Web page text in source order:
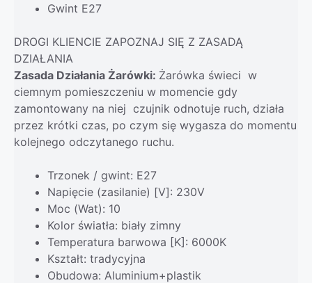
Gwint E27
DROGI KLIENCIE ZAPOZNAJ SIĘ Z ZASADĄ
DZIAŁANIA
Zasada Działania Żarówki: Żarówka świeci w
ciemnym pomieszczeniu w momencie gdy
zamontowany na niej czujnik odnotuje ruch, działa
przez krótki czas, po czym się wygasza do momentu
kolejnego odczytanego ruchu.
Trzonek / gwint: E27
Napięcie (zasilanie) [V]: 230V
Moc (Wat): 10
Kolor światła: biały zimny
Temperatura barwowa [K]: 6000K
Kształt: tradycyjna
Obudowa: Aluminium+plastik